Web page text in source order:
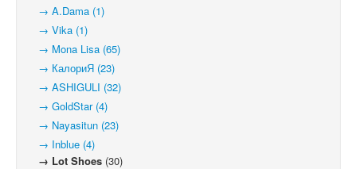
→ A.Dama (1)
→ Vika (1)
→ Mona Lisa (65)
→ КалориЯ (23)
→ ASHIGULI (32)
→ GoldStar (4)
→ Nayasitun (23)
→ Inblue (4)
→ Lot Shoes (30)